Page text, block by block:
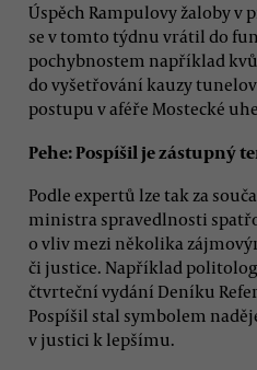
Úspěch Rampulovy žaloby v
se v tomto týdnu vrátil do
pochybnostem například
do vyšetřování kauzy
postupu v aféře Mostecké
Pehe: Pospíšil je zástupný
Podle expertů lze tak za
ministra spravedlnosti
o vliv mezi několika
či justice. Například
čtvrteční vydání Deníku
Pospíšil stal symbolem
v justici k lepšímu.